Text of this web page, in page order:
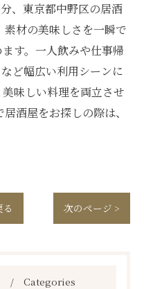
、東京都中野区の居酒
材の美味しさを一瞬で
す。一人飲みや仕事帰
ど幅広い利用シーンに
味しい料理を両立させ
酒屋をお探しの際は、
次のページ >
Categories